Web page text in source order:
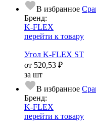
В избранное
Бренд:
K-FLEX
перейти к товару
Угол K-FLEX ST
от 520,53 ₽
за шт
В избранное
Бренд:
K-FLEX
перейти к товару